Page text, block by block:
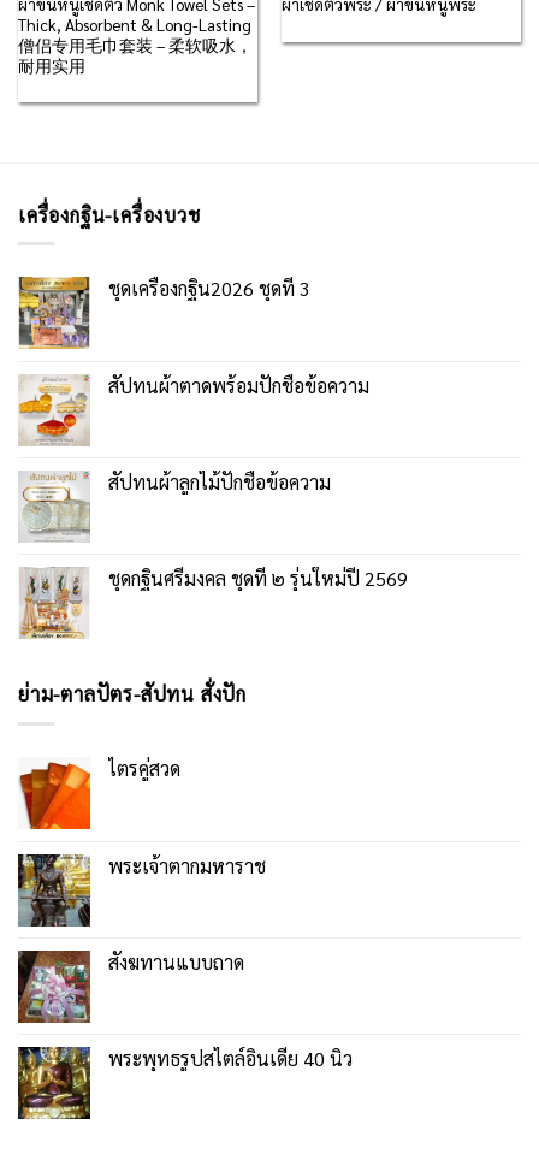
Thick, Absorbent & Long-Lasting
僧侣专用毛巾套装 – 柔软吸水，
耐用实用
เครื่องกฐิน-เครื่องบวช
ชุดเครื่องกฐิน2026 ชุดที่ 3
สัปทนผ้าตาดพร้อมปักชื่อข้อความ
สัปทนผ้าลูกไม้ปักชื่อข้อความ
ชุดกฐินศรีมงคล ชุดที่ ๒ รุ่นใหม่ปี 2569
ย่าม-ตาลปัตร-สัปทน สั่งปัก
ไตรคู่สวด
พระเจ้าตากมหาราช
สังฆทานแบบถาด
พระพุทธรูปสไตล์อินเดีย 40 นิ้ว